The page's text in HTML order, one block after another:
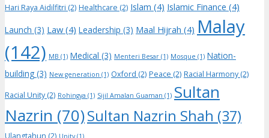
Hari Raya Aidilfitri (2) Healthcare (2) Islam (4) Islamic Finance (4)
Launch (3) Law (4) Leadership (3) Maal Hijrah (4) Malay
(142) MB (1) Medical (3) Menteri Besar (1) Mosque (1) Nation-
building (3) New generation (1) Oxford (2) Peace (2) Racial Harmony (2)
Racial Unity (2) Rohingya (1) Sijil Amalan Guaman (1) Sultan
Nazrin (70)Sultan Nazrin Shah (37)